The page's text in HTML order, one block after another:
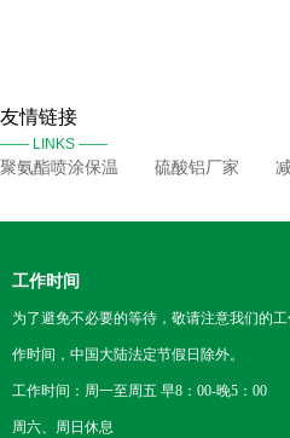
友情链接
—— LINKS ——
聚氨酯喷涂保温 硫酸铝厂家
工作时间
为了避免不必要的等待，敬请注意我们的
作时间，中国大陆法定节假日除外。
工作时间：周一至周五 早8：00-晚5：00
周六、周日休息